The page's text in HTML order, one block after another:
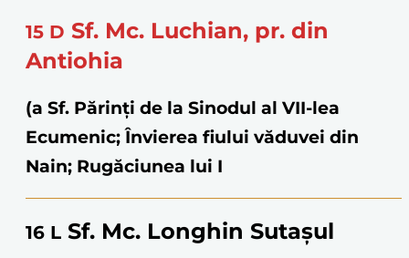
15 D Sf. Mc. Luchian, pr. din
Antiohia
(a Sf. Părinţi de la Sinodul al VII-lea
Ecumenic; Învierea fiului văduvei din
Nain; Rugăciunea lui I
16 L Sf. Mc. Longhin Sutașul